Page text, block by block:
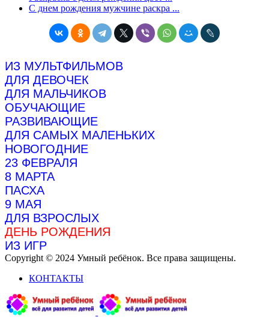
С днем рождения мужчине раскра ...
ИЗ МУЛЬТФИЛЬМОВ
ДЛЯ ДЕВОЧЕК
ДЛЯ МАЛЬЧИКОВ
ОБУЧАЮЩИЕ
РАЗВИВАЮЩИЕ
ДЛЯ САМЫХ МАЛЕНЬКИХ
НОВОГОДНИЕ
23 ФЕВРАЛЯ
8 МАРТА
ПАСХА
9 МАЯ
ДЛЯ ВЗРОСЛЫХ
ДЕНЬ РОЖДЕНИЯ
ИЗ ИГР
Copyright © 2024 Умный ребёнок. Все права защищены.
КОНТАКТЫ